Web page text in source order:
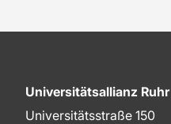
Universitätsallianz
Universitätsstraße 150